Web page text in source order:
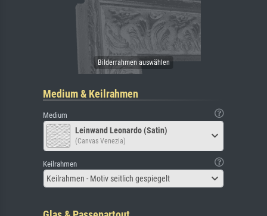
Medium & Keilrahmen
Medium
Leinwand Leonardo (Satin)
(Canvas Venezia)
Keilrahmen
Keilrahmen - Motiv seitlich gespiegelt